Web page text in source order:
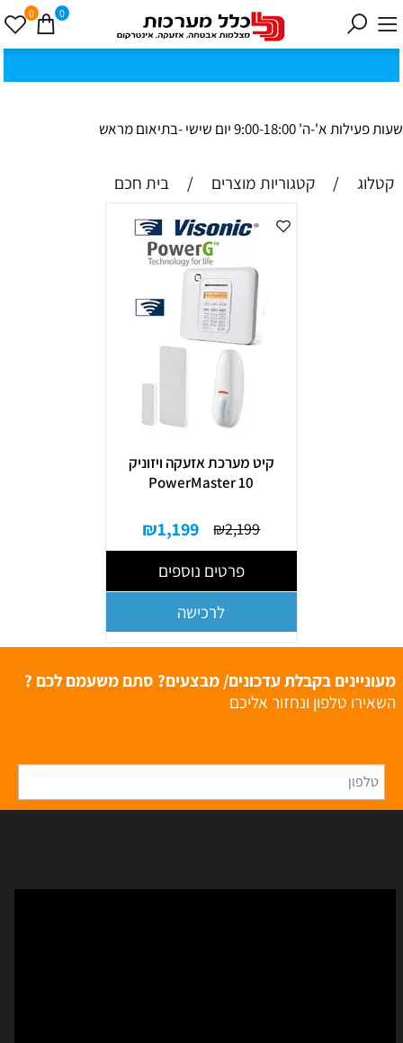
כ
ת
וב
ת
ינ
ו:ז
ב
וט
ינ
ס
קי1
8
0ב
נ
י ב
ר
ק
שעות פעילות א'-ה' 9:00-18:00 יום שישי -בתיאום מראש
0 0
קטלוג / קטגוריות מוצרים / בית חכם
קיט מערכת אזעקה ויזוניק
PowerMaster 10
₪2,199
₪1,199
פרטים נוספים
לרכישה
מעוניינים בקבלת עדכונים/ מבצעים? סתם משעמם לכם ?
השאירו טלפון ונחזור אליכם